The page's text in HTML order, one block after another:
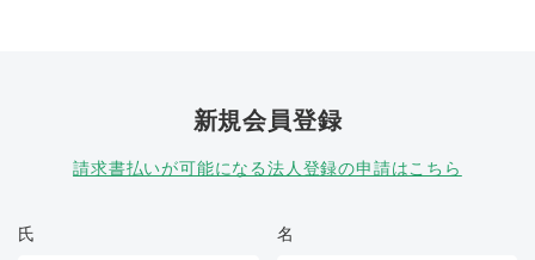
新規会員登録
請求書払いが可能になる法人登録の申請はこちら
氏 名